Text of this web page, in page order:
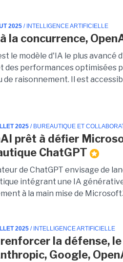
2025 / INTELLIGENCE ARTIFICIELLE
à la concurrence,
le modèle d'IA le plus avancé
des performances optimisées
de raisonnement. Il est
2025 / BUREAUTIQUE ET
prêt à défier
ChatGPT
de ChatGPT envisage de
intégrant une IA
à la main mise de
2025 / INTELLIGENCE ARTIFICIELLE
renforcer la défense,
Google,